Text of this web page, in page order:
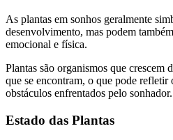
As plantas em sonhos geralmente
desenvolvimento, mas podem
emocional e física.
Plantas são organismos que crescem
que se encontram, o que pode refletir
obstáculos enfrentados pelo sonhador.
Estado das Plantas